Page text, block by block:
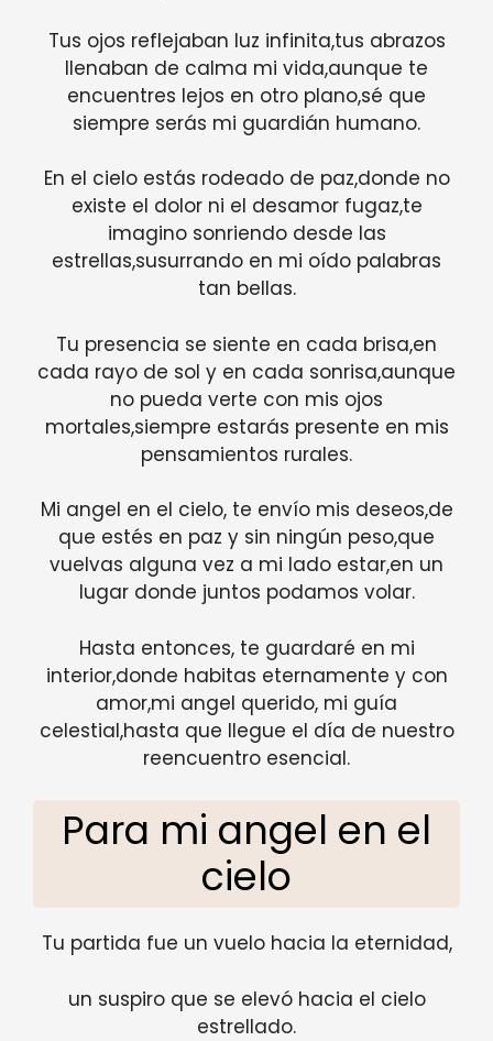
Tus ojos reflejaban luz infinita,tus abrazos
llenaban de calma mi vida,aunque te
encuentres lejos en otro plano,sé que
siempre serás mi guardián humano.
En el cielo estás rodeado de paz,donde no
existe el dolor ni el desamor fugaz,te
imagino sonriendo desde las
estrellas,susurrando en mi oído palabras
tan bellas.
Tu presencia se siente en cada brisa,en
cada rayo de sol y en cada sonrisa,aunque
no pueda verte con mis ojos
mortales,siempre estarás presente en mis
pensamientos rurales.
Mi angel en el cielo, te envío mis deseos,de
que estés en paz y sin ningún peso,que
vuelvas alguna vez a mi lado estar,en un
lugar donde juntos podamos volar.
Hasta entonces, te guardaré en mi
interior,donde habitas eternamente y con
amor,mi angel querido, mi guía
celestial,hasta que llegue el día de nuestro
reencuentro esencial.
Para mi angel en el
cielo
Tu partida fue un vuelo hacia la eternidad,
un suspiro que se elevó hacia el cielo
estrellado.